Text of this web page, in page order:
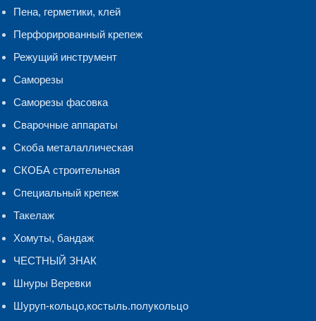
Пена, герметики, клей
Перфорированный крепеж
Режущий инструмент
Саморезы
Саморезы фасовка
Сварочные аппараты
Скоба металаллическая
СКОБА строительная
Специальный крепеж
Такелаж
Хомуты, бандаж
ЧЕСТНЫЙ ЗНАК
Шнуры Веревки
Шуруп-кольцо,костыль.полукольцо